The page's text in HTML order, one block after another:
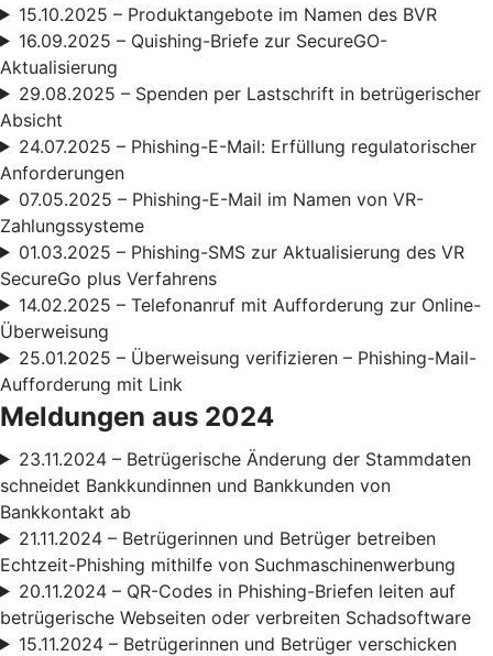
15.10.2025 – Produktangebote im Namen des BVR
16.09.2025 – Quishing-Briefe zur SecureGO-
Aktualisierung
29.08.2025 – Spenden per Lastschrift in betrügerischer
Absicht
24.07.2025 – Phishing-E-Mail: Erfüllung regulatorischer
Anforderungen
07.05.2025 – Phishing-E-Mail im Namen von VR-
Zahlungssysteme
01.03.2025 – Phishing-SMS zur Aktualisierung des VR
SecureGo plus Verfahrens
14.02.2025 – Telefonanruf mit Aufforderung zur Online-
Überweisung
25.01.2025 – Überweisung verifizieren – Phishing-Mail-
Aufforderung mit Link
Meldungen aus 2024
23.11.2024 – Betrügerische Änderung der Stammdaten
schneidet Bankkundinnen und Bankkunden von
Bankkontakt ab
21.11.2024 – Betrügerinnen und Betrüger betreiben
Echtzeit-Phishing mithilfe von Suchmaschinenwerbung
20.11.2024 – QR-Codes in Phishing-Briefen leiten auf
betrügerische Webseiten oder verbreiten Schadsoftware
15.11.2024 – Betrügerinnen und Betrüger verschicken